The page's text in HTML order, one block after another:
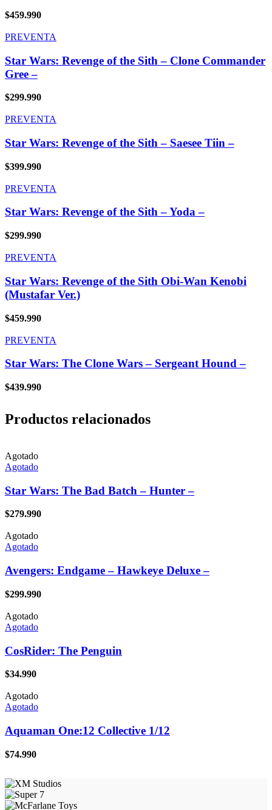
$459.990
PREVENTA
Star Wars: Revenge of the Sith – Clone Commander
Gree –
$299.990
PREVENTA
Star Wars: Revenge of the Sith – Saesee Tiin –
$399.990
PREVENTA
Star Wars: Revenge of the Sith – Yoda –
$299.990
PREVENTA
Star Wars: Revenge of the Sith Obi-Wan Kenobi
(Mustafar Ver.)
$459.990
PREVENTA
Star Wars: The Clone Wars – Sergeant Hound –
$439.990
Productos relacionados
Agotado
Agotado
Star Wars: The Bad Batch – Hunter –
$279.990
Agotado
Agotado
Avengers: Endgame – Hawkeye Deluxe –
$299.990
Agotado
Agotado
CosRider: The Penguin
$34.990
Agotado
Agotado
Aquaman One:12 Collective 1/12
$74.990